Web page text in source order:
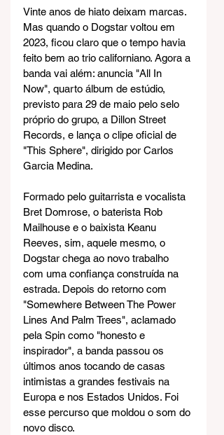
Vinte anos de hiato deixam marcas.
Mas quando o Dogstar voltou em
2023, ficou claro que o tempo havia
feito bem ao trio californiano. Agora a
banda vai além: anuncia "All In
Now", quarto álbum de estúdio,
previsto para 29 de maio pelo selo
próprio do grupo, a Dillon Street
Records, e lança o clipe oficial de
"This Sphere", dirigido por Carlos
Garcia Medina.
Formado pelo guitarrista e vocalista
Bret Domrose, o baterista Rob
Mailhouse e o baixista Keanu
Reeves, sim, aquele mesmo, o
Dogstar chega ao novo trabalho
com uma confiança construída na
estrada. Depois do retorno com
"Somewhere Between The Power
Lines And Palm Trees", aclamado
pela Spin como "honesto e
inspirador", a banda passou os
últimos anos tocando de casas
intimistas a grandes festivais na
Europa e nos Estados Unidos. Foi
esse percurso que moldou o som do
novo disco.